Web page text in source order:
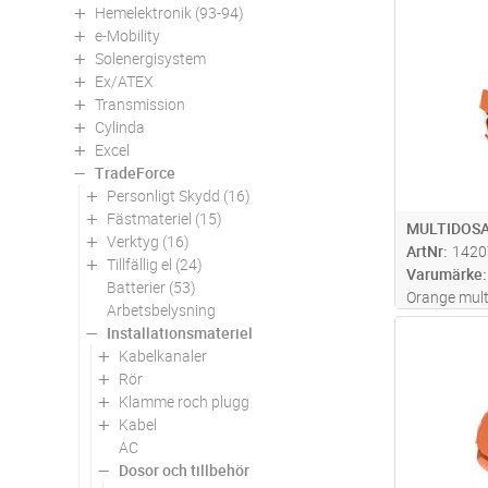
Hemelektronik (93-94)
e-Mobility
Solenergisystem
Ex/ATEX
Transmission
Cylinda
Excel
TradeForce
Personligt Skydd (16)
Fästmateriel (15)
Verktyg (16)
Tillfällig el (24)
Batterier (53)
Arbetsbelysning
Installationsmateriel
Kabelkanaler
Rör
Klamme roch plugg
Kabel
AC
Dosor och tillbehör
ArtNr
Varumärke
Orange
med 4